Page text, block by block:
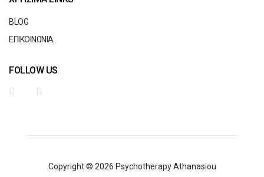
BLOG
ΕΠΙΚΟΙΝΩΝΙΑ
FOLLOW US
Copyright © 2026 Psychotherapy Athanasiou